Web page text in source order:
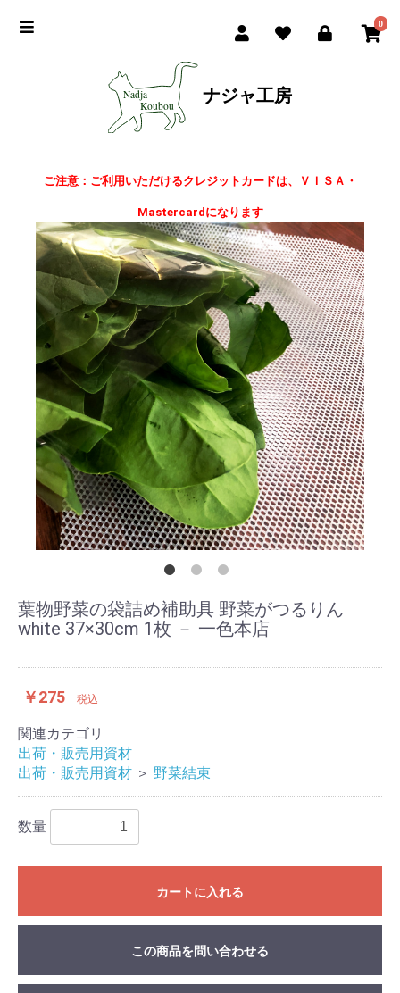
0
ナジャ工房
ご注意：ご利用いただけるクレジットカードは、ＶＩＳＡ・
Mastercardになります
葉物野菜の袋詰め補助具 野菜がつるりん
white 37×30cm 1枚 － 一色本店
￥275 税込
関連カテゴリ
出荷・販売用資材
出荷・販売用資材 ＞ 野菜結束
数量
カートに入れる
この商品を問い合わせる